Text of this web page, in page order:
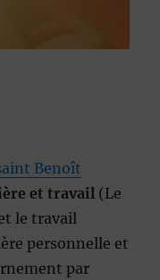
Benoît
et travail (Le
le travail
personnelle et
par